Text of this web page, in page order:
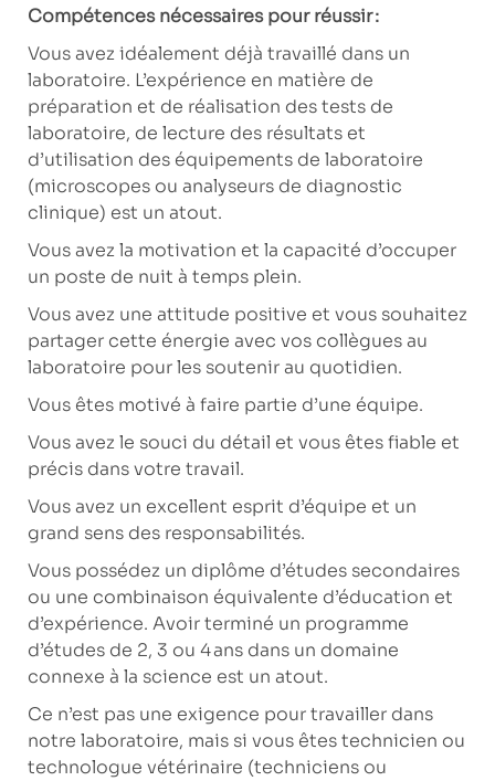
Compétences nécessaires pour réussir :
Vous avez idéalement déjà travaillé dans un
laboratoire. L’expérience en matière de
préparation et de réalisation des tests de
laboratoire, de lecture des résultats et
d’utilisation des équipements de laboratoire
(microscopes ou analyseurs de diagnostic
clinique) est un atout.
Vous avez la motivation et la capacité d’occuper
un poste de nuit à temps plein.
Vous avez une attitude positive et vous souhaitez
partager cette énergie avec vos collègues au
laboratoire pour les soutenir au quotidien.
Vous êtes motivé à faire partie d’une équipe.
Vous avez le souci du détail et vous êtes fiable et
précis dans votre travail.
Vous avez un excellent esprit d’équipe et un
grand sens des responsabilités.
Vous possédez un diplôme d’études secondaires
ou une combinaison équivalente d’éducation et
d’expérience. Avoir terminé un programme
d’études de 2, 3 ou 4 ans dans un domaine
connexe à la science est un atout.
Ce n’est pas une exigence pour travailler dans
notre laboratoire, mais si vous êtes technicien ou
technologue vétérinaire (techniciens ou